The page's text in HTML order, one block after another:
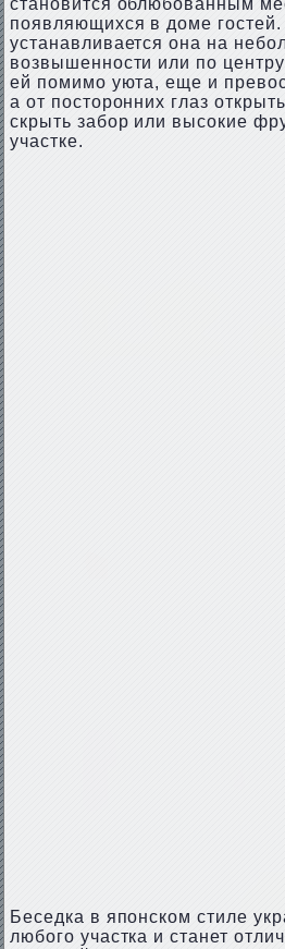
становится облюбованным
появляющихся в доме гостей.
устанавливается она на
возвышенности или по центру
ей помимо уюта, еще и
а от посторонних глаз
скрыть забор или высокие
участке.
Беседка в японском стиле
любого участка и станет